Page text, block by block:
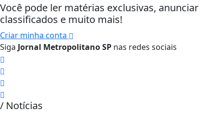
Você pode ler matérias exclusivas, anunciar
classificados e muito mais!
Criar minha conta
Siga Jornal Metropolitano SP nas redes sociais
/ Notícias